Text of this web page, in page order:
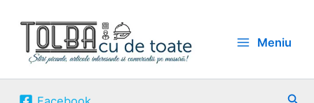
content
Meniu